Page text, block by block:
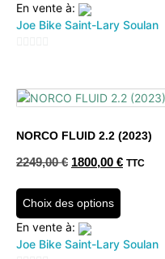
En vente à:
Joe Bike Saint-Lary Soulan
5
NORCO FLUID 2.2 (2023)
2249,00€ 1800,00 € TTC
Choix des options
En vente à:
Joe Bike Saint-Lary Soulan